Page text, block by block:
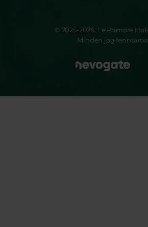
© 2025-2026. Le Primore
Minden jog